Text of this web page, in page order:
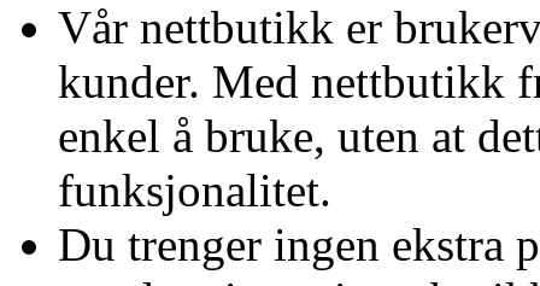
Vår nettbutikk er
kunder. Med nettbutikk
enkel å bruke, uten at
funksjonalitet.
Du trenger ingen ekstra